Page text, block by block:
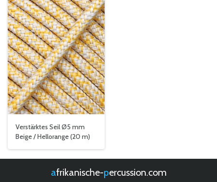
Verstärktes Seil Ø5 mm
Beige / Hellorange (20 m)
afrikanische- percussion.com